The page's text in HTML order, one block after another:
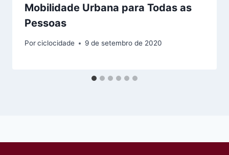
Mobilidade Urbana para Todas as
Pessoas
Porciclocidade 9 de setembro de 2020